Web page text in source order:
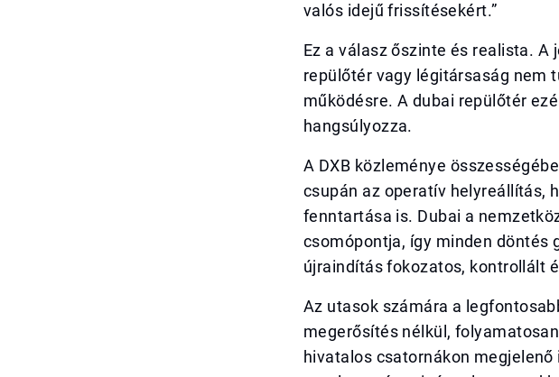
valós idejű frissítésekért.”
Ez a válasz őszinte és realista.
repülőtér vagy légitársaság nem
működésre. A dubai repülőtér
hangsúlyozza.
A DXB közleménye
csupán az operatív helyreállítás,
fenntartása is. Dubai a
csomópontja, így minden döntés
újraindítás fokozatos, kontrollált
Az utasok számára a
megerősítés nélkül,
hivatalos csatornákon